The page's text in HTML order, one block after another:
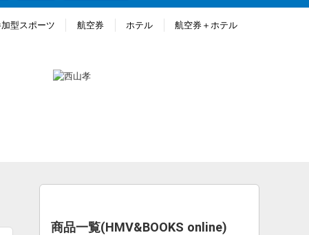
型スポーツ 航空券 ホテル 航空券＋ホテル
商品一覧(HMV&BOOKS online)